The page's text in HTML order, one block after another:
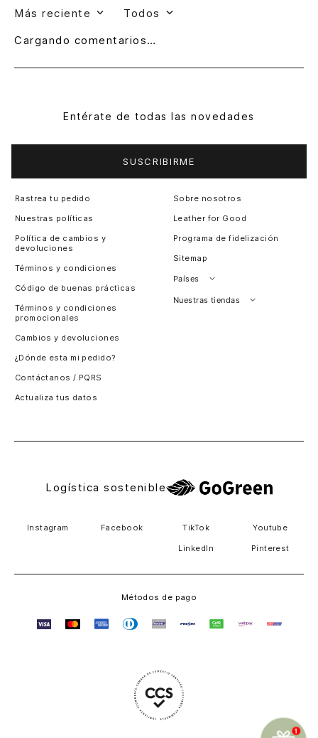
Más reciente Todos
Cargando comentarios…
Entérate de todas las novedades
SUSCRIBIRME
Rastrea tu pedido
Nuestras políticas
Política de cambios y
devoluciones
Términos y condiciones
Código de buenas prácticas
Términos y condiciones
promocionales
Cambios y devoluciones
¿Dónde esta mi pedido?
Contáctanos / PQRS
Actualiza tus datos
Sobre nosotros
Leather for Good
Programa de fidelización
Sitemap
Países
Perú
Nuestras tiendas
Logística sostenible
Instagram Facebook TikTok Youtube
LinkedIn Pinterest
Métodos de pago